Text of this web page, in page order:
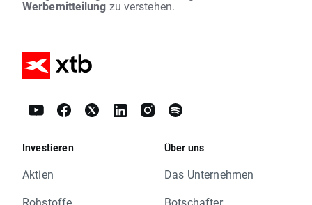
Werbemitteilung zu verstehen.
Investieren
Aktien
Rohstoffe
Über uns
Das Unternehmen
Botschafter